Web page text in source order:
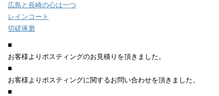
広島と長崎の心は一つ
レインコート
切磋琢磨
■
お客様よりポスティングのお見積りを頂きました。
■
お客様よりポスティングに関するお問い合わせを頂きました。
■